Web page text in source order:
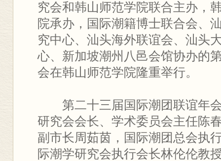
究会和韩山师范学院联合主办，
院承办，国际潮籍博士联合会、
究中心、汕头海外联谊会、汕头
心、新加坡潮州八邑会馆协办的
会在韩山师范学院隆重举行。
第二十三届国际潮团联谊年
研究会会长、学术委员会主任陈
副市长周茹茵，国际潮团总会执
际潮学研究会执行会长林伦伦教